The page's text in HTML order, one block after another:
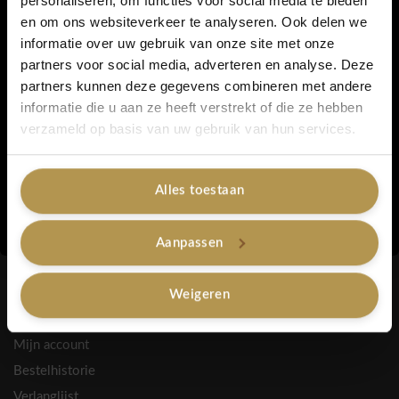
en om ons websiteverkeer te analyseren. Ook delen we
informatie over uw gebruik van onze site met onze
partners voor social media, adverteren en analyse. Deze
partners kunnen deze gegevens combineren met andere
informatie die u aan ze heeft verstrekt of die ze hebben
verzameld op basis van uw gebruik van hun services.
Alles toestaan
Aanpassen
Weigeren
INFORMATIE
Over ons
Retourneren
Privacy
Algemene voorwaarden
Spaarpunten
Contactgegevens
HULP NODIG?
Mijn account
Bestelhistorie
5% korting...
Ja, graag!
Nee, bedankt